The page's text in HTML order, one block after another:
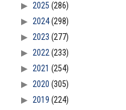
2025 (286)
2024(298)
2023 (277)
2022(233)
2021 (254)
2020 (305)
2019 (224)